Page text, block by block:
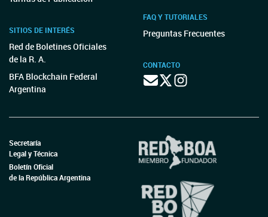
SITIOS DE INTERÉS
Red de Boletines Oficiales
de la R. A.
BFA Blockchain Federal
Argentina
FAQ Y TUTORIALES
Preguntas Frecuentes
CONTACTO
Secretaría
Legal y Técnica
Boletín Oficial
de la República Argentina